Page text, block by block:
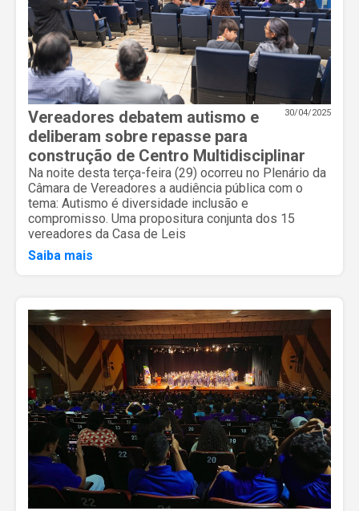
30/04/2025
Vereadores debatem autismo e
deliberam sobre repasse para
construção de Centro Multidisciplinar
Na noite desta terça-feira (29) ocorreu no Plenário da
Câmara de Vereadores a audiência pública com o
tema: Autismo é diversidade inclusão e
compromisso. Uma propositura conjunta dos 15
vereadores da Casa de Leis
Saiba mais